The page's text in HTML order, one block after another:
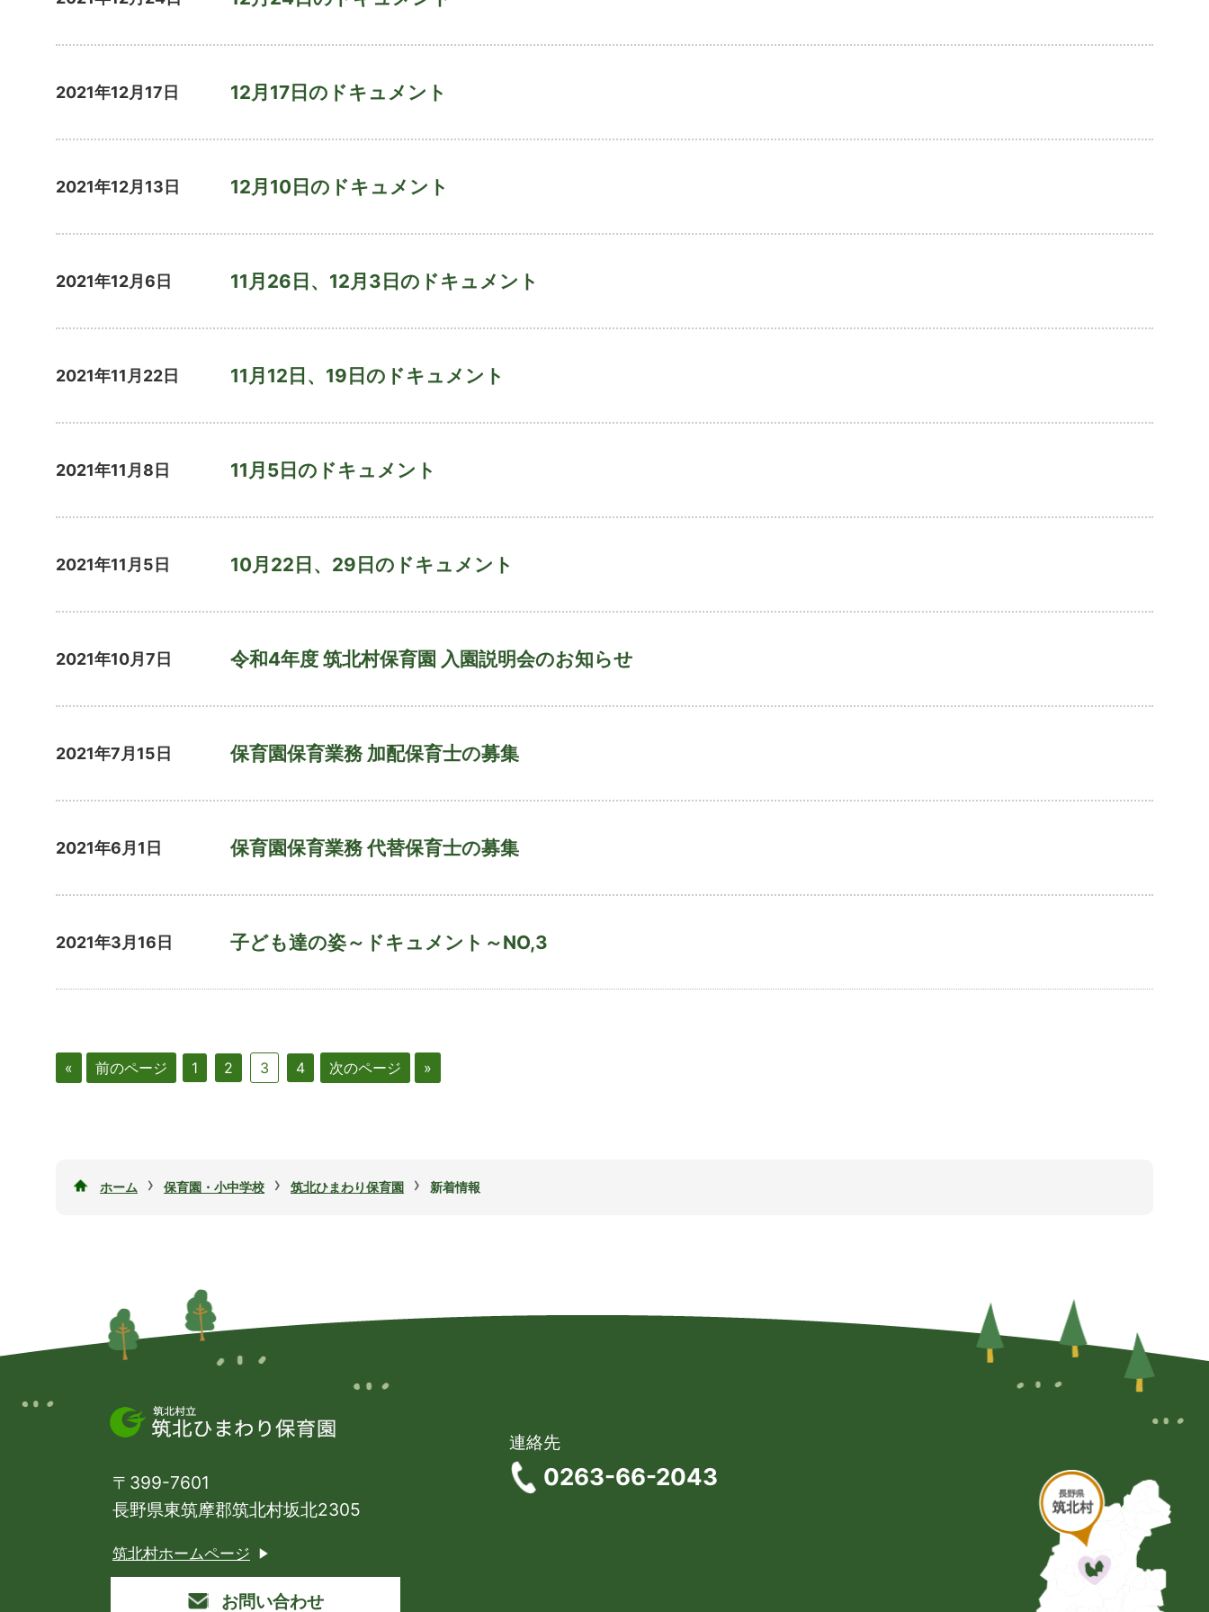
2021年12月17日 12月17日のドキュメント
2021年12月13日 12月10日のドキュメント
2021年12月6日 11月26日、12月3日のドキュメント
2021年11月22日 11月12日、19日のドキュメント
2021年11月8日 11月5日のドキュメント
2021年11月5日 10月22日、29日のドキュメント
2021年10月7日 令和4年度 筑北村保育園 入園説明会のお知らせ
2021年7月15日 保育園保育業務 加配保育士の募集
2021年6月1日 保育園保育業務 代替保育士の募集
2021年3月16日 子ども達の姿～ドキュメント～NO,3
« 前のページ 1 2 3 4 次のページ »
ホーム › 保育園・小中学校 › 筑北ひまわり保育園 › 新着情報
〒399-7601
長野県東筑摩郡筑北村坂北2305
筑北村ホームページ
お問い合わせ
連絡先
0263-66-2043